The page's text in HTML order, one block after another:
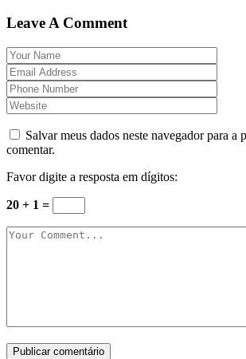
Leave A Comment
Salvar meus dados neste navegador para a
comentar.
Favor digite a resposta em dígitos:
20 + 1 =
Publicar comentário